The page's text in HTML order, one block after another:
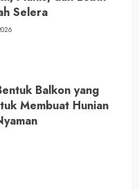
Selera
Balkon yang
Membuat Hunian